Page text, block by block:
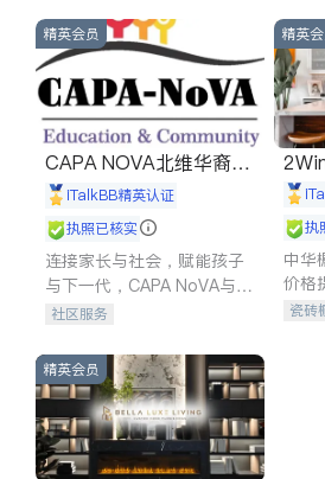
石。
精英会员
CAPA NOVA北维华裔家
长会iTalkBB精英认证
执照已核实
连接家长与社会，赋能孩子
与下一代，CAPA NoVA与您
携手建设包容、公平、充满
社区服务
精英
执
中华
价格
台面
瓷砖
精英会员